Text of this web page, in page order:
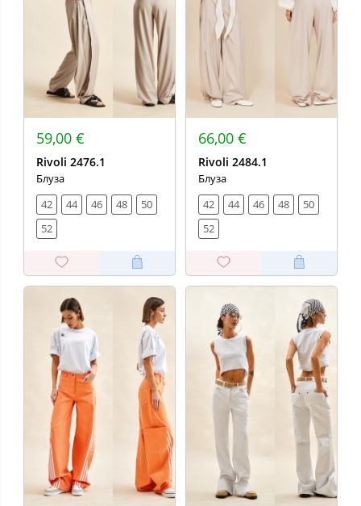
59,00 €
Rivoli 2476.1
Блуза
42
44 46 48
50
52
66,00 €
Rivoli 2484.1
Блуза
42
44 46 48
50
52